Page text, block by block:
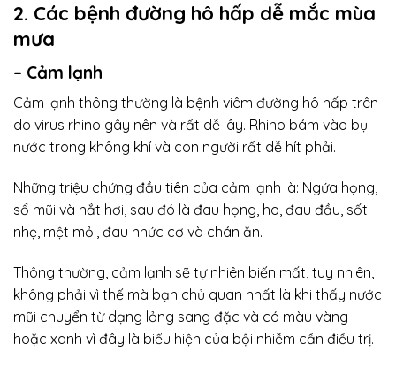
2. Các bệnh đường hô hấp dễ mắc mùa
mưa
– Cảm lạnh
Cảm lạnh thông thường là bệnh viêm đường hô hấp trên
do virus rhino gây nên và rất dễ lây. Rhino bám vào bụi
nước trong không khí và con người rất dễ hít phải.
Những triệu chứng đầu tiên của cảm lạnh là: Ngứa họng,
sổ mũi và hắt hơi, sau đó là đau họng, ho, đau đầu, sốt
nhẹ, mệt mỏi, đau nhức cơ và chán ăn.
Thông thường, cảm lạnh sẽ tự nhiên biến mất, tuy nhiên,
không phải vì thế mà bạn chủ quan nhất là khi thấy nước
mũi chuyển từ dạng lỏng sang đặc và có màu vàng
hoặc xanh vì đây là biểu hiện của bội nhiễm cần điều trị.